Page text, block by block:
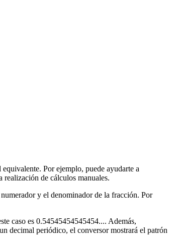
Por ejemplo, puede ayudarte a
realización de cálculos manuales.
y el denominador de la fracción. Por
caso es 0.54545454545454.... Además,
decimal periódico, el conversor mostrará el patrón